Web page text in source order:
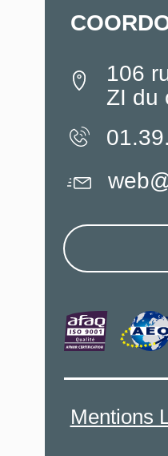
106
ZI du
Mentions